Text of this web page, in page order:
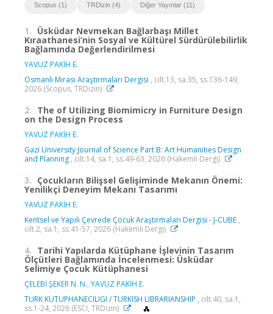
Scopus (1) TRDizin (4) Diğer Yayınlar (11)
1. Üsküdar Nevmekan Bağlarbaşı Millet
Kıraathanesi’nin Sosyal ve Kültürel Sürdürülebilirlik
Bağlamında Değerlendirilmesi
YAVUZ PAKİH E.
Osmanlı Mirası Araştırmaları Dergisi , cilt.13, sa.35, ss.136-149,
2026 (Scopus, TRDizin)
2. The of Utilizing Biomimicry in Furniture Design
on the Design Process
YAVUZ PAKİH E.
Gazi University Journal of Science Part B: Art Humanities Design
and Planning , cilt.14, sa.1, ss.49-63, 2026 (Hakemli Dergi)
3. Çocukların Bilişsel Gelişiminde Mekanın Önemi:
Yenilikçi Deneyim Mekanı Tasarımı
YAVUZ PAKİH E.
Kentsel ve Yapılı Çevrede Çocuk Araştırmaları Dergisi - J-CUBE ,
cilt.2, sa.1, ss.41-57, 2026 (Hakemli Dergi)
4. Tarihi Yapılarda Kütüphane İşlevinin Tasarım
Ölçütleri Bağlamında İncelenmesi: Üsküdar
Selimiye Çocuk Kütüphanesi
ÇELEBİ ŞEKER N. N., YAVUZ PAKİH E.
TURK KUTUPHANECILIGI / TURKISH LIBRARIANSHIP , cilt.40, sa.1,
ss.1-24, 2026 (ESCI, TRDizin)